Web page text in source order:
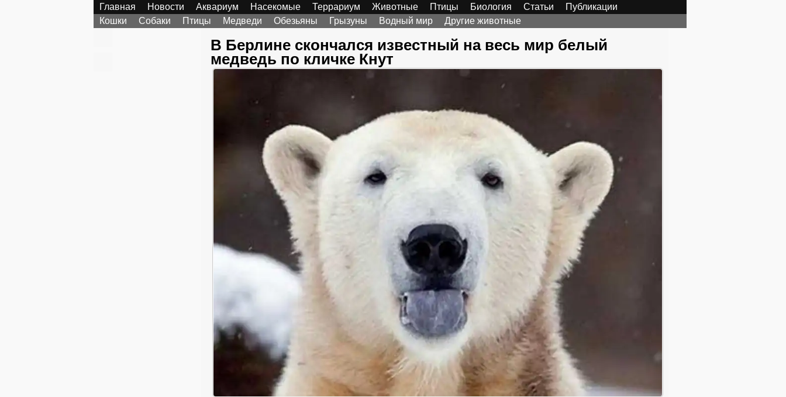
Главная Новости Аквариум Насекомые Террариум Животные Птицы Биология Статьи
Публикации
Кошки
Собаки Птицы Медведи Обезьяны Грызуны Водный мир Другие животные
В Берлине скончался известный на весь мир белый
медведь по кличке Кнут